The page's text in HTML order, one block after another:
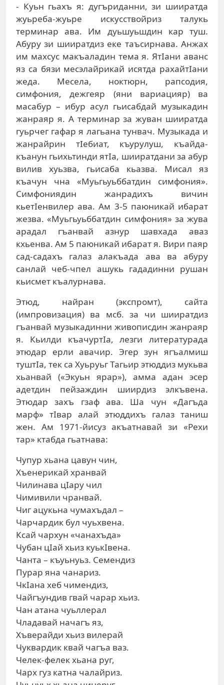
- Куьн гьахъ я: дугъриданни, зи шииратда
жуьреба-жуьре искусствойриз талукь
терминар ава. Им дуьшуьшдин кар туш.
Абуру зи шииратдиз еке таъсирнава. Анжах
им махсус макъаладин тема я. ЯтIани аванс
яз са бязи месэлайрикай исятда рахайтIани
жеда. Месела, ноктюрн, рапсодия,
симфония, дежгеяр (яни вариацияр) ва
масабур – ибур асул гьисабдай музыкадин
жанраяр я. А терминар за жуван шииратда
гуьрчег гафар я лагьана тунвач. Музыкада и
жанрайрин тIебиат, къурулуш, къайда-
къанун гьихьтинди ятIа, шииратдани за абур
вилив хуьзва, гьисаба кьазва. Мисал яз
къачун чна «Муьгьуьббатдин симфония».
Симфониядин жанрадихъ вичин
кьетIенвилер ава. Ам 3-5 паюникай ибарат
жезва. «Муьгьуьббатдин симфония» за жува
арадал гъанвай азнур шавхада аваз
кхьенва. Ам 5 паюникай ибарат я. Вири паяр
сад-садахъ галаз алакъада ава ва абуру
санлай чеб-чпел ашукь гададинни рушан
кьисмет къалурнава.
Этюд, найран (экспромт), сайта
(импровизация) ва мсб. за чи шииратдиз
гъанвай музыкадинни живописдин жанраяр
я. Кьилди къачуртIа, лезги литературада
этюдар ерли авачир. Эгер зун ягъалмиш
туштIа, тек са Хуьруьг Тагьир этюддиз мукьва
хьанвай («Экуьн ярар»), амма адан эсер
адетдин пейзаждин шиирдиз элкъвена.
Этюдар захъ гзаф ава. Ша чун «Дагъда
марф» тIвар алай этюддихъ галаз таниш
жен. Ам 1971-йисуз акъатнавай зи «Рехи
тар» ктабда гьатнава:
Чупур хьана цавун чин,
Хъенерикай хранвай
Чилинава цIару чил
Чимивили чранвай.
Чиг ацукьна чумахъдал –
Чарчардик бул чуьхвена.
Ксай чархун «чанахъда»
Чубан цIай хьиз куькIвена.
Чанта – къуьнуьз. Семендиз
Пурар яна чанариз.
ЧкIана хеб чимендиз,
Чайгъундив гвай чарар хьиз.
Чан атана чуьллерал
Чладавай начагъ яз,
Хъверайди хьиз вилерай
Чуквардик квай чагъа ваз.
Челек-фелек хьана руг,
Чарх гуз катна чалайриз.